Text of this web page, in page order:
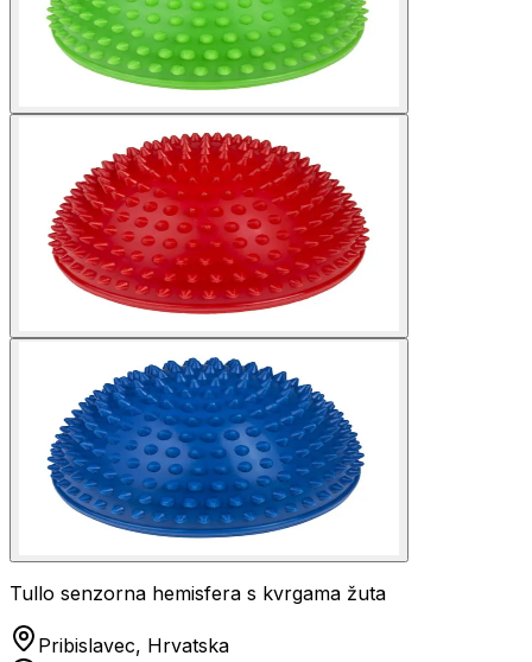
Tullo senzorna hemisfera s kvrgama žuta
Pribislavec, Hrvatska